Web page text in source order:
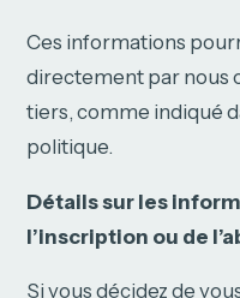
Ces informations
directement par nous
tiers, comme indiqué
politique.
Détails sur les
l’inscription ou de
Si vous décidez de